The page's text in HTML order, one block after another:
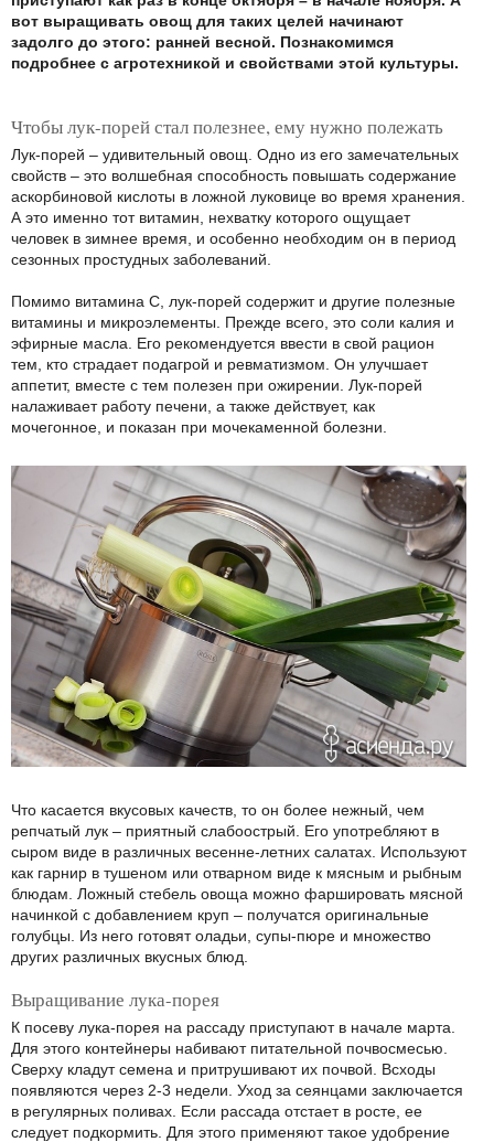
вот выращивать овощ для таких целей начинают
задолго до этого: ранней весной. Познакомимся
подробнее с агротехникой и свойствами этой культуры.
Чтобы лук-порей стал полезнее, ему нужно полежать
Лук-порей – удивительный овощ. Одно из его замечательных
свойств – это волшебная способность повышать содержание
аскорбиновой кислоты в ложной луковице во время хранения.
А это именно тот витамин, нехватку которого ощущает
человек в зимнее время, и особенно необходим он в период
сезонных простудных заболеваний.
Помимо витамина С, лук-порей содержит и другие полезные
витамины и микроэлементы. Прежде всего, это соли калия и
эфирные масла. Его рекомендуется ввести в свой рацион
тем, кто страдает подагрой и ревматизмом. Он улучшает
аппетит, вместе с тем полезен при ожирении. Лук-порей
налаживает работу печени, а также действует, как
мочегонное, и показан при мочекаменной болезни.
Что касается вкусовых качеств, то он более нежный, чем
репчатый лук – приятный слабоострый. Его употребляют в
сыром виде в различных весенне-летних салатах. Используют
как гарнир в тушеном или отварном виде к мясным и рыбным
блюдам. Ложный стебель овоща можно фаршировать мясной
начинкой с добавлением круп – получатся оригинальные
голубцы. Из него готовят оладьи, супы-пюре и множество
других различных вкусных блюд.
Выращивание лука-порея
К посеву лука-порея на рассаду приступают в начале марта.
Для этого контейнеры набивают питательной почвосмесью.
Сверху кладут семена и притрушивают их почвой. Всходы
появляются через 2-3 недели. Уход за сеянцами заключается
в регулярных поливах. Если рассада отстает в росте, ее
следует подкормить. Для этого применяют такое удобрение